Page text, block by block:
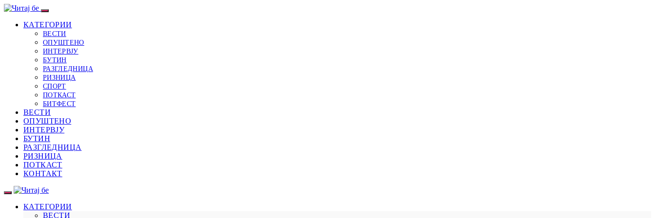
КАТЕГОРИИ
ВЕСТИ
ОПУШТЕНО
ИНТЕРВЈУ
БУТИН
РАЗГЛЕДНИЦА
РИЗНИЦА
СПОРТ
ПОТКАСТ
БИТФЕСТ
ВЕСТИ
ОПУШТЕНО
ИНТЕРВЈУ
БУТИН
РАЗГЛЕДНИЦА
РИЗНИЦА
ПОТКАСТ
КОНТАКТ
КАТЕГОРИИ
ВЕСТИ